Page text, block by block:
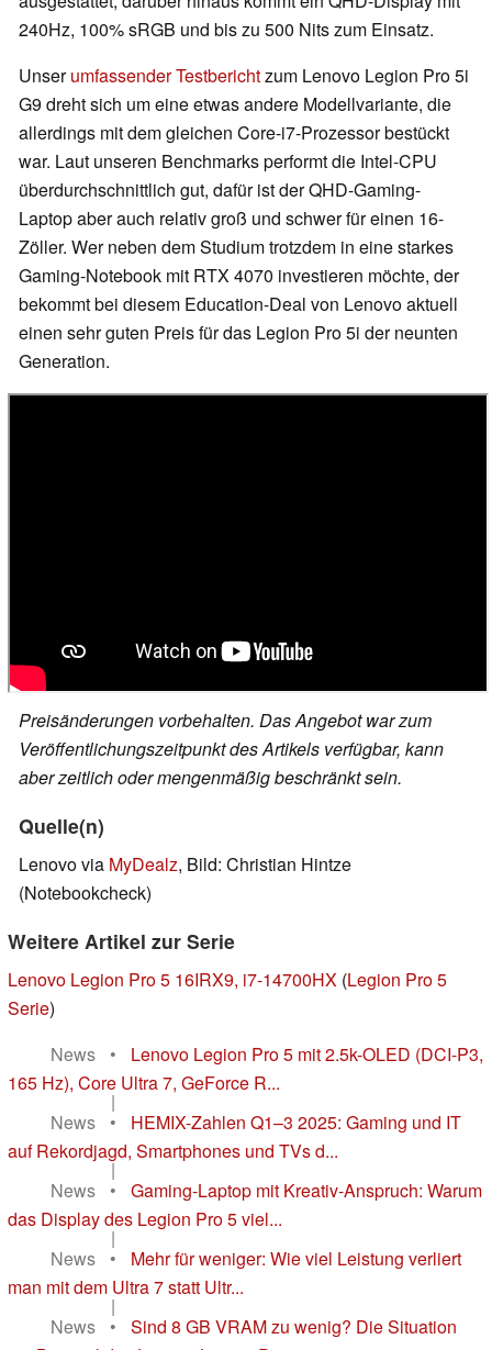
240Hz, 100% sRGB und bis zu 500 Nits zum Einsatz.
Unserumfassender Testberichtzum Lenovo Legion Pro 5i
G9 dreht sich um eine etwas andere Modellvariante, die
allerdings mit dem gleichen Core-i7-Prozessor bestückt
war. Laut unseren Benchmarks performt die Intel-CPU
überdurchschnittlich gut, dafür ist der QHD-Gaming-
Laptop aber auch relativ groß und schwer für einen 16-
Zöller. Wer neben dem Studium trotzdem in eine starkes
Gaming-Notebook mit RTX 4070 investieren möchte, der
bekommt bei diesem Education-Deal von Lenovo aktuell
einen sehr guten Preis für das Legion Pro 5i der neunten
Generation.
Preisänderungen vorbehalten. Das Angebot war zum
Veröffentlichungszeitpunkt des Artikels verfügbar, kann
aber zeitlich oder mengenmäßig beschränkt sein.
Quelle(n)
Lenovo via MyDealz, Bild: Christian Hintze
(Notebookcheck)
Weitere Artikel zur Serie
Lenovo Legion Pro 5 16IRX9, i7-14700HX (Legion Pro 5
Serie)
News
•
Lenovo Legion Pro 5 mit 2.5k-OLED (DCI-P3,
165 Hz), Core Ultra 7, GeForce R...
|
News
•
HEMIX-Zahlen Q1–3 2025: Gaming und IT
auf Rekordjagd, Smartphones und TVs d...
|
News
•
Gaming-Laptop mit Kreativ-Anspruch: Warum
das Display des Legion Pro 5 viel...
|
News
•
Mehr für weniger: Wie viel Leistung verliert
man mit dem Ultra 7 statt Ultr...
|
News
•
Sind 8 GB VRAM zu wenig? Die Situation